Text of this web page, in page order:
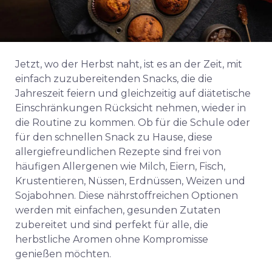
Jetzt, wo der Herbst naht, ist es an der Zeit, mit
einfach zuzubereitenden Snacks, die die
Jahreszeit feiern und gleichzeitig auf diätetische
Einschränkungen Rücksicht nehmen, wieder in
die Routine zu kommen. Ob für die Schule oder
für den schnellen Snack zu Hause, diese
allergiefreundlichen Rezepte sind frei von
häufigen Allergenen wie Milch, Eiern, Fisch,
Krustentieren, Nüssen, Erdnüssen, Weizen und
Sojabohnen. Diese nährstoffreichen Optionen
werden mit einfachen, gesunden Zutaten
zubereitet und sind perfekt für alle, die
herbstliche Aromen ohne Kompromisse
genießen möchten.